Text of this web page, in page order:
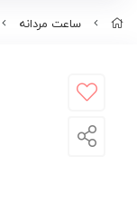
ساعت مردانه